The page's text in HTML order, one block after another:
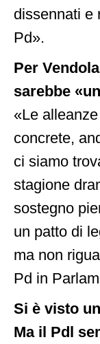
dissennati e
Pd».
Per
sarebbe
«Le
concrete,
ci siamo
stagione
sostegno
un patto di
ma non
Pd in
Si è visto
Ma il Pdl